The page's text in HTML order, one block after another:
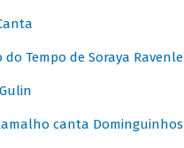
do Tempo de Soraya Ravenle
canta Dominguinhos